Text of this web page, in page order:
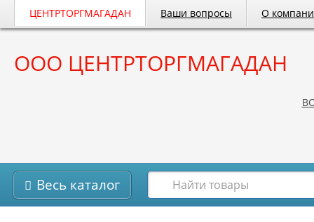
ЦЕНТРТОРГМАГАДАН Ваши вопросы О
ООО ЦЕНТРТОРГМАГАДАН
Весь каталог